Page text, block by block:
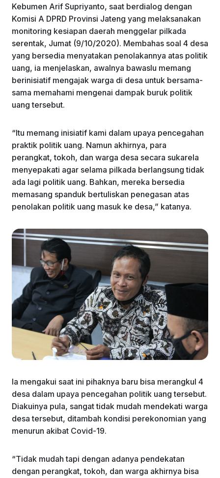
Kebumen Arif Supriyanto, saat berdialog dengan
Komisi A DPRD Provinsi Jateng yang melaksanakan
monitoring kesiapan daerah menggelar pilkada
serentak, Jumat (9/10/2020). Membahas soal 4 desa
yang bersedia menyatakan penolakannya atas politik
uang, ia menjelaskan, awalnya bawaslu memang
berinisiatif mengajak warga di desa untuk bersama-
sama memahami mengenai dampak buruk politik
uang tersebut.
“Itu memang inisiatif kami dalam upaya pencegahan
praktik politik uang. Namun akhirnya, para
perangkat, tokoh, dan warga desa secara sukarela
menyepakati agar selama pilkada berlangsung tidak
ada lagi politik uang. Bahkan, mereka bersedia
memasang spanduk bertuliskan penegasan atas
penolakan politik uang masuk ke desa,” katanya.
Ia mengakui saat ini pihaknya baru bisa merangkul 4
desa dalam upaya pencegahan politik uang tersebut.
Diakuinya pula, sangat tidak mudah mendekati warga
desa tersebut, ditambah kondisi perekonomian yang
menurun akibat Covid-19.
“Tidak mudah tapi dengan adanya pendekatan
dengan perangkat, tokoh, dan warga akhirnya bisa